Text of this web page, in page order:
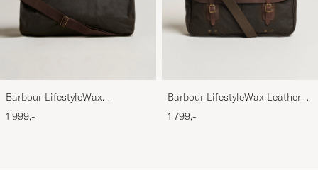
Barbour LifestyleWax
HoldallOlive
1 999,-
Barbour LifestyleWax Leather
Briefcase Olive
1 799,-